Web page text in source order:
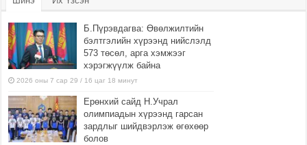
Б.Пүрэвдагва: Өвөлжилтийн
бэлтгэлийн хүрээнд нийслэлд
573 төсөл, арга хэмжээг
хэрэгжүүлж байна
2026 оны 7 сар 29 / 16 цаг 18 минут
Ерөнхий сайд Н.Учрал
олимпиадын хүрээнд гарсан
зардлыг шийдвэрлэж өгөхөөр
болов